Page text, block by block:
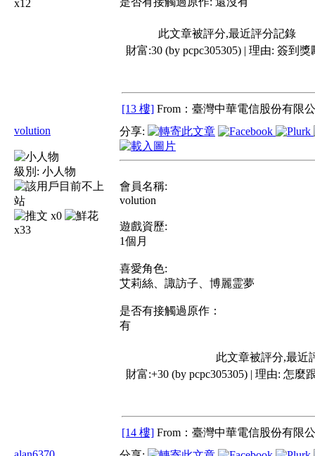
x12
此文章被評分,最近評分記錄
財富:30 (by pcpc305305) | 理由: 簽到獎
[13 樓] From：臺灣中華電信股份有限
volution
級別: 小人物
x0
x33
分享:
會員名稱:
volution
遊戲資歷:
1個月
喜愛角色:
艾莉絲、諏訪子、博麗霊夢
是否有接觸過原作：
有
此文章被評分,最近
財富:+30 (by pcpc305305) | 理由: 怎麼
[14 樓] From：臺灣中華電信股份有限